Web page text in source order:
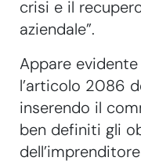
crisi e il
aziendale”.
Appare
l’articolo 2086
inserendo il
ben definiti gli